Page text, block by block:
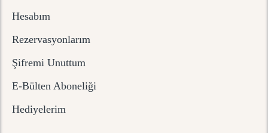
Hesabım
Rezervasyonlarım
Şifremi Unuttum
E-Bülten Aboneliği
Hediyelerim